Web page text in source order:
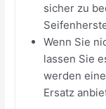
sicher zu
Wenn Sie
lassen Sie
werden
Ersatz